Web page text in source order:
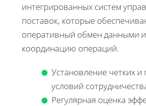
интегрированных систем
поставок, которые
оперативный обмен данными и
координацию операций.
Установление четких
условий
Регулярная оценка